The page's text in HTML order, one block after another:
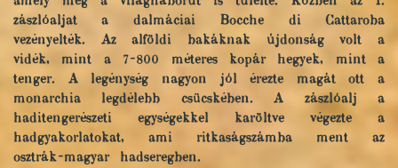
zászlóaljat a dalmáciai Bocche di Cattaroba
vezényelték. Az alföldi bakáknak újdonság volt a
vidék, mint a 7-800 méteres kopár hegyek, mint a
tenger. A legénység nagyon jól érezte magát ott a
monarchia legdélebb csücskében. A zászlóalj a
haditengerészeti egységekkel karöltve végezte a
hadgyakorlatokat, ami ritkaságszámba ment az
osztrák-magyar hadseregben.